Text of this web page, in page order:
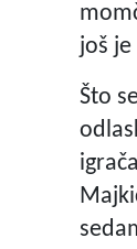
još
Što